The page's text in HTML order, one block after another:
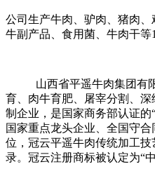
公司生产牛肉、驴肉、猪肉、
牛副产品、食用菌、牛肉干等
山西省平遥牛肉集团有
育、肉牛育肥、屠宰分割、
制企业，是国家商务部认证的
国家重点龙头企业、全国守
位，冠云平遥牛肉传统加工
录。冠云注册商标被认定为“